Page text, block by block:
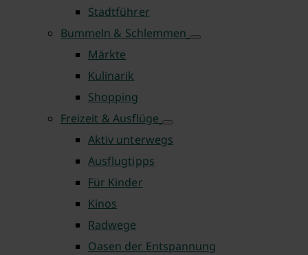
Stadtführer
Bummeln & Schlemmen
Märkte
Kulinarik
Shopping
Freizeit & Ausflüge
Aktiv unterwegs
Ausflugtipps
Für Kinder
Kinos
Radwege
Oasen der Entspannung